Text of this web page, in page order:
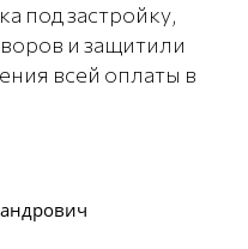
под застройку,
и защитили
всей оплаты в